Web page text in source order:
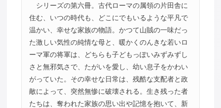
シリーズの第六冊。古代ローマの属領の片田舎に
住む、いつの時代も、どこにでもいるような平凡で
温かい、幸せな家族の物語。かつて山賊の一味だっ
た激しい気性の純情な母と、暖かくのんきな若いロ
ーマ軍の将軍は、どちらも子どもっぽいみずみずし
さと無邪気さで、たがいを愛し、幼い息子をかわい
がっていた。その幸せな日常は、残酷な支配者と政
敵によって、突然無惨に破壊される。生き残った者
たちは、奪われた家族の思い出や記憶を抱いて、新